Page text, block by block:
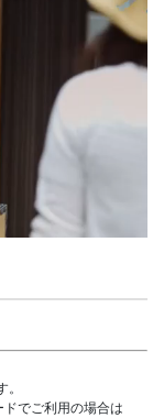
でご利用の場合は